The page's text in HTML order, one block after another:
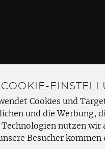
Cookies und
und die Werbung,
Technologien nutzen
Besucher
Produkt
FRISCHETHEKE
Backmischungen